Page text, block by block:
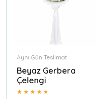
Aynı Gün Teslimat
Beyaz Gerbera
Çelengi